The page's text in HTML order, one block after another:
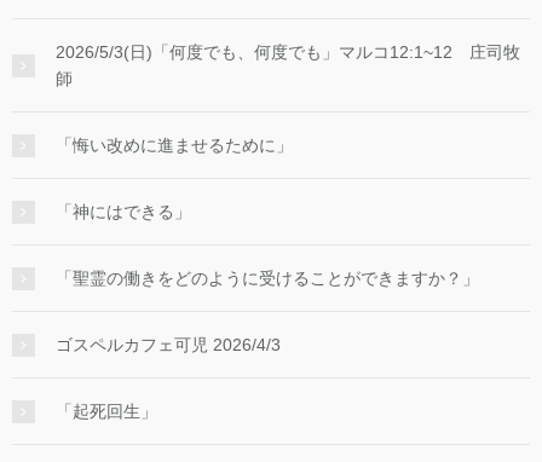
2026/5/3(日)「何度でも、何度でも」マルコ12:1~12 庄司牧
師
「悔い改めに進ませるために」
「神にはできる」
「聖霊の働きをどのように受けることができますか？」
ゴスペルカフェ可児 2026/4/3
「起死回生」